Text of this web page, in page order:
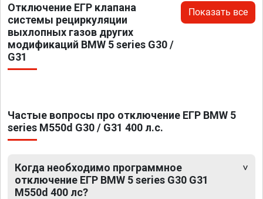
Отключение ЕГР клапана
системы рециркуляции
выхлопных газов других
модификаций BMW 5 series G30 /
G31
Показать все
Частые вопросы про отключение ЕГР BMW 5
series M550d G30 / G31 400 л.с.
Когда необходимо программное
отключение ЕГР BMW 5 series G30 G31
M550d 400 лс?